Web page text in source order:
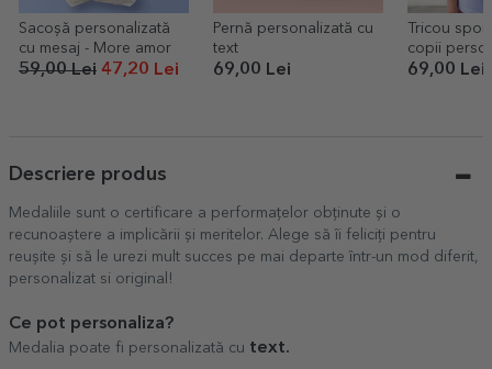
Sacoșă personalizată
cu mesaj - More amor
59,00 Lei 47,20 Lei
Pernă personalizată cu
text
69,00 Lei
Tricou
copii
poză
69,00 Lei
Descriere produs
Medaliile sunt o certificare a performațelor obținute și o
recunoaștere a implicării și meritelor. Alege să îi feliciți pentru
reușite și să le urezi mult succes pe mai departe într-un mod diferit,
personalizat si original!
Ce pot personaliza?
Medalia poate fi personalizată cu text.